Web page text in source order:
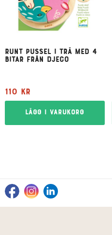
Runt pussel i trä med 4
bitar från Djeco
110 kr
Lägg i varukorg